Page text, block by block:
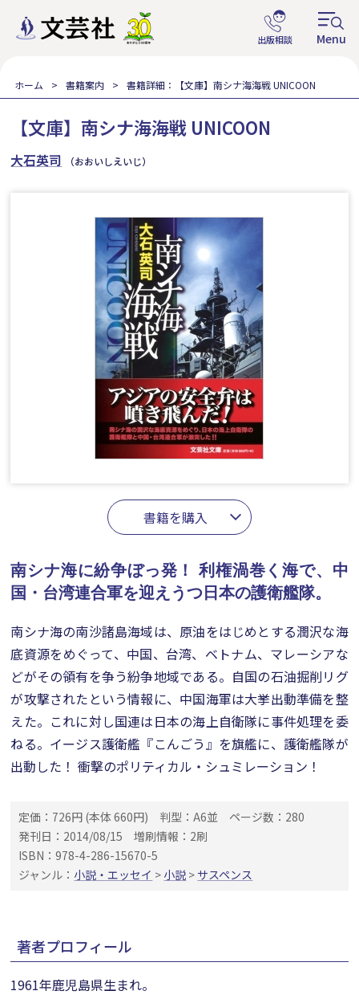
ホーム 書籍案内 書籍詳細：【文庫】南シナ海海戦 UNICOON
【文庫】南シナ海海戦 UNICOON
大石英司 （おおいしえいじ）
書籍を購入
南シナ海に紛争ぼっ発！ 利権渦巻く海で、中
国・台湾連合軍を迎えうつ日本の護衛艦隊。
南シナ海の南沙諸島海域は、原油をはじめとする潤沢な海
底資源をめぐって、中国、台湾、ベトナム、マレーシアな
どがその領有を争う紛争地域である。自国の石油掘削リグ
が攻撃されたという情報に、中国海軍は大挙出動準備を整
えた。これに対し国連は日本の海上自衛隊に事件処理を委
ねる。イージス護衛艦『こんごう』を旗艦に、護衛艦隊が
出動した！ 衝撃のポリティカル・シュミレーション！
定価：726円 (本体 660円) 判型：A6並
ページ数：280
発刊日：2014/08/15
増刷情報：2刷
ISBN：978-4-286-15670-5
ジャンル： 小説・エッセイ > 小説 > サスペンス
著者プロフィール
1961年鹿児島県生まれ。